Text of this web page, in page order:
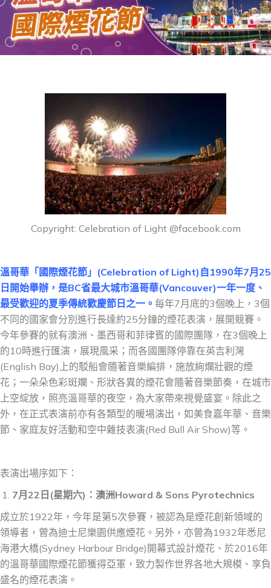
Copyright: Celebration of Light @facebook.com
溫哥華「國際煙花節」(Celebration of Light)自1990年7月25
日開始舉辦，是BC省最大城市溫哥華(Vancouver)一年一度、
最受歡迎的夏季傳統歡慶節日之一。 每年7月底的3個晚上，3個
不同的國家會分別進行長達約25分鐘的煙花表演，展開競賽。
今年參賽的就有澳洲、墨西哥和菲律賓的國際團隊，在3個晚上
的10時進行匯演，展現風采；而各國團隊停靠在英吉利灣
(English Bay)上的駁船會隨著音樂編排，施放絢爛壯觀的煙
花；一朵朵色彩斑斕、形狀各異的煙花會隨著音樂節奏，在城市
上空綻放，照亮溫哥華的夜空，為大家帶來視覺盛宴。除此之
外，在正式表演前亦有各類型的暖場演出，如美食嘉年華、音樂
節、家庭友好活動和空中雜技表演(Red Bull Air Show)等。
表演出場序如下：
7月 22 日 (星期六) ： 澳洲Howard & Sons Pyrotechnics
成立於1922年，今年是第5次參賽，被認為是煙花創新領域的
領導者，曾為迪士尼樂園供應煙花。另外，亦曾為1932年悉尼
海港大橋(Sydney Harbour Bridge)開幕式設計煙花、於2016年
的溫哥華國際煙花節獲得亞軍，致力製作世界各地大規模、享負
盛名的煙花表演。